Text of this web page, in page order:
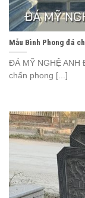
Mẫu Bình Phong đá
ĐÁ MỸ NGHỆ
chấn phong [...]